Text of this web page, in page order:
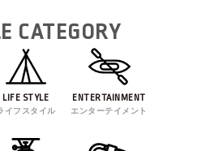
CATEGORY
LIFE STYLE
イフスタイル
ENTERTAINMENT
エンターテイメント